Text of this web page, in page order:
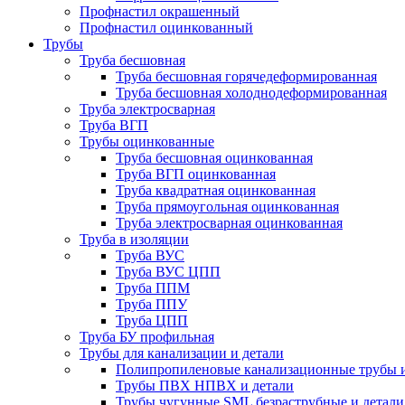
Профнастил окрашенный
Профнастил оцинкованный
Трубы
Труба бесшовная
Труба бесшовная горячедеформированная
Труба бесшовная холоднодеформированная
Труба электросварная
Труба ВГП
Трубы оцинкованные
Труба бесшовная оцинкованная
Труба ВГП оцинкованная
Труба квадратная оцинкованная
Труба прямоугольная оцинкованная
Труба электросварная оцинкованная
Труба в изоляции
Труба ВУС
Труба ВУС ЦПП
Труба ППМ
Труба ППУ
Труба ЦПП
Труба БУ профильная
Трубы для канализации и детали
Полипропиленовые канализационные трубы
Трубы ПВХ НПВХ и детали
Трубы чугунные SML безраструбные и детали